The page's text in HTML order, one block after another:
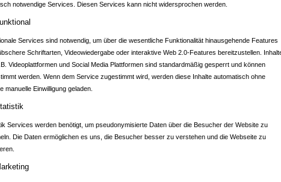
notwendige Services. Diesen Services kann nicht widersprochen werden.
Services sind notwendig, um über die wesentliche Funktionalität hinausgehende Features
Schriftarten, Videowiedergabe oder interaktive Web 2.0-Features bereitzustellen.
Videoplattformen und Social Media Plattformen sind standardmäßig gesperrt und können
werden. Wenn dem Service zugestimmt wird, werden diese Inhalte automatisch ohne
manuelle Einwilligung geladen.
Services werden benötigt, um pseudonymisierte Daten über die Besucher der Website zu
Die Daten ermöglichen es uns, die Besucher besser zu verstehen und die Webseite zu
ANGEBOTE AUS DER REGION
Hier können Sie sparen!